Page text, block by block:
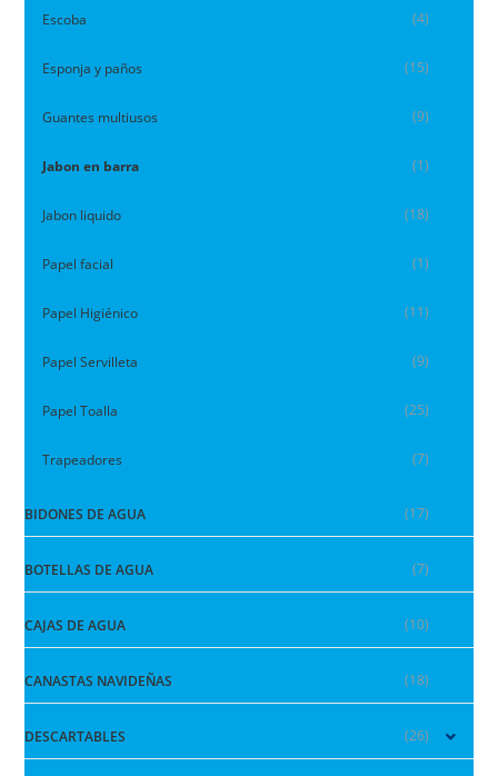
Escoba (4)
Esponja y paños (15)
Guantes multiusos (9)
Jabon en barra (1)
Jabon liquido (18)
Papel facial (1)
Papel Higiénico (11)
Papel Servilleta (9)
Papel Toalla (25)
Trapeadores (7)
BIDONES DE AGUA (17)
BOTELLAS DE AGUA (7)
CAJAS DE AGUA (10)
CANASTAS NAVIDEÑAS (18)
DESCARTABLES (26)